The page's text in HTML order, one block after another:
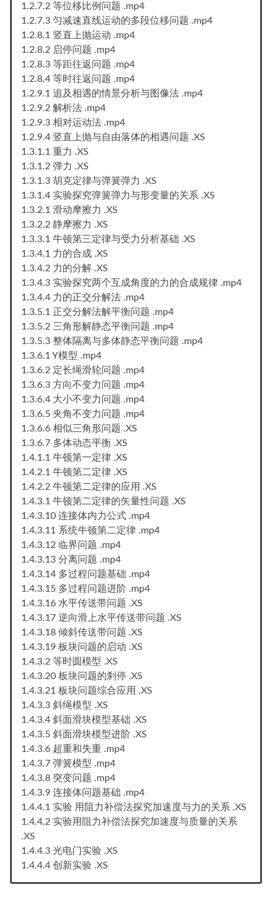
1.2.7.2 等位移比例问题 .mp4
1.2.7.3 匀减速直线运动的多段位移问题 .mp4
1.2.8.1 竖直上抛运动 .mp4
1.2.8.2 启停问题 .mp4
1.2.8.3 等距往返问题 .mp4
1.2.8.4 等时往返问题 .mp4
1.2.9.1 追及相遇的情景分析与图像法 .mp4
1.2.9.2 解析法 .mp4
1.2.9.3 相对运动法 .mp4
1.2.9.4 竖直上抛与自由落体的相遇问题 .XS
1.3.1.1 重力 .XS
1.3.1.2 弹力 .XS
1.3.1.3 胡克定律与弹簧弹力 .XS
1.3.1.4 实验探究弹簧弹力与形变量的关系 .XS
1.3.2.1 滑动摩擦力 .XS
1.3.2.2 静摩擦力 .XS
1.3.3.1 牛顿第三定律与受力分析基础 .XS
1.3.4.1 力的合成 .XS
1.3.4.2 力的分解 .XS
1.3.4.3 实验探究两个互成角度的力的合成规律 .mp4
1.3.4.4 力的正交分解法 .mp4
1.3.5.1 正交分解法解平衡问题 .mp4
1.3.5.2 三角形解静态平衡问题 .mp4
1.3.5.3 整体隔离与多体静态平衡问题 .mp4
1.3.6.1 Y模型 .mp4
1.3.6.2 定长绳滑轮问题 .mp4
1.3.6.3 方向不变力问题 .mp4
1.3.6.4 大小不变力问题 .mp4
1.3.6.5 夹角不变力问题 .mp4
1.3.6.6 相似三角形问题 .XS
1.3.6.7 多体动态平衡 .XS
1.4.1.1 牛顿第一定律 .XS
1.4.2.1 牛顿第二定律 .XS
1.4.2.2 牛顿第二定律的应用 .XS
1.4.3.1 牛顿第二定律的矢量性问题 .XS
1.4.3.10 连接体内力公式 .mp4
1.4.3.11 系统牛顿第二定律 .mp4
1.4.3.12 临界问题 .mp4
1.4.3.13 分离问题 .mp4
1.4.3.14 多过程问题基础 .mp4
1.4.3.15 多过程问题进阶 .mp4
1.4.3.16 水平传送带问题 .XS
1.4.3.17 逆向滑上水平传送带问题 .XS
1.4.3.18 倾斜传送带问题 .XS
1.4.3.19 板块问题的启动 .XS
1.4.3.2 等时圆模型 .XS
1.4.3.20 板块问题的刹停 .XS
1.4.3.21 板块问题综合应用 .XS
1.4.3.3 斜绳模型 .XS
1.4.3.4 斜面滑块模型基础 .XS
1.4.3.5 斜面滑块模型进阶 .XS
1.4.3.6 超重和失重 .mp4
1.4.3.7 弹簧模型 .mp4
1.4.3.8 突变问题 .mp4
1.4.3.9 连接体问题基础 .mp4
1.4.4.1 实验 用阻力补偿法探究加速度与力的关系 .XS
1.4.4.2 实验用阻力补偿法探究加速度与质量的关系
.XS
1.4.4.3 光电门实验 .XS
1.4.4.4 创新实验 .XS